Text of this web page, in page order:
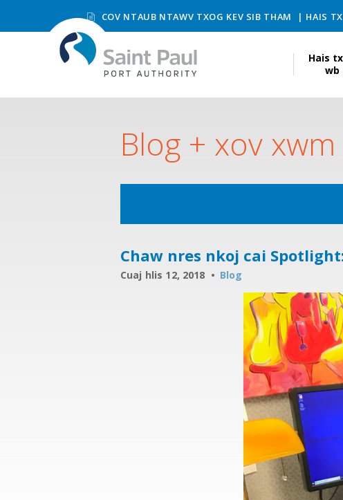
COV NTAUB NTAWV TXOG KEV SIB THAM HAIS
Hais
wb
Blog + xov xwm
Chaw nres nkoj cai
Cuaj hlis 12, 2018 Blog